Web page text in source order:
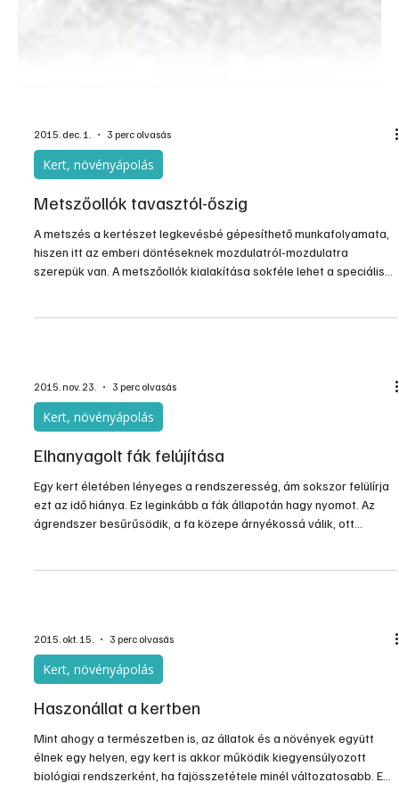
2015. dec. 1. 3 perc olvasás
Kert, növényápolás
Metszőollók tavasztól-őszig
A metszés a kertészet legkevésbé gépesíthető munkafolyamata,
2015. nov. 23. 3 perc olvasás
Kert, növényápolás
Elhanyagolt fák felújítása
Egy kert életében lényeges a rendszeresség, ám sokszor felülírja
nagygenerál.
2015. okt. 15. 3 perc olvasás
Kert, növényápolás
Haszonállat a kertben
Mint ahogy a természetben is, az állatok és a növények együtt